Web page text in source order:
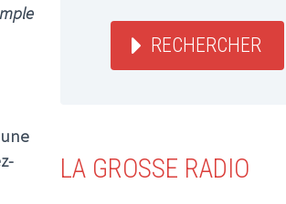
RECHERCHER
LA GROSSE RADIO